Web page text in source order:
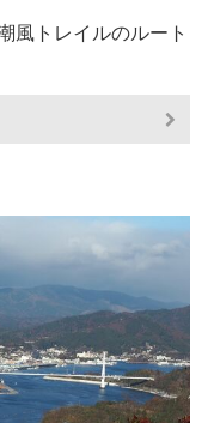
風トレイルのルート